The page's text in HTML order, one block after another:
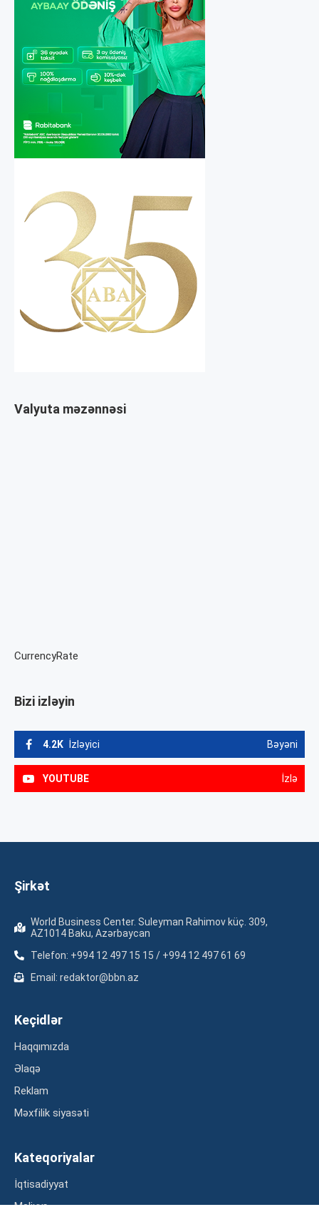
Valyuta məzənnəsi
CurrencyRate
Bizi izləyin
4.2K İzləyici Bəyəni
YOUTUBE İzlə
Şirkət
World Business Center. Suleyman Rahimov küç. 309,
AZ1014 Baku, Azərbaycan
Telefon: +994 12 497 15 15 / +994 12 497 61 69
Email: redaktor@bbn.az
Keçidlər
Haqqımızda
Əlaqə
Reklam
Məxfilik siyasəti
Kateqoriyalar
İqtisadiyyat
Maliyyə